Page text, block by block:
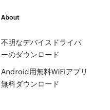
About
不明なデバイスドライバ
ーのダウンロード
Android用無料WiFiアプリ
無料ダウンロード